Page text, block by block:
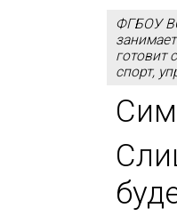
ФГБОУ
готовит
спорт,